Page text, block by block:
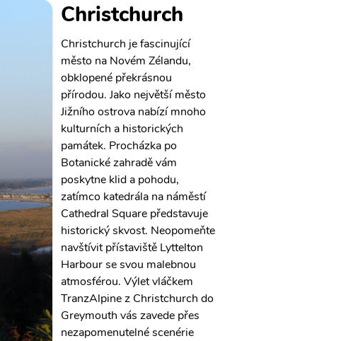
Christchurch
Christchurch je fascinující
město na Novém Zélandu,
obklopené překrásnou
přírodou. Jako největší město
Jižního ostrova nabízí mnoho
kulturních a historických
památek. Procházka po
Botanické zahradě vám
poskytne klid a pohodu,
zatímco katedrála na náměstí
Cathedral Square představuje
historický skvost. Neopomeňte
navštívit přístaviště Lyttelton
Harbour se svou malebnou
atmosférou. Výlet vláčkem
TranzAlpine z Christchurch do
Greymouth vás zavede přes
nezapomenutelné scenérie